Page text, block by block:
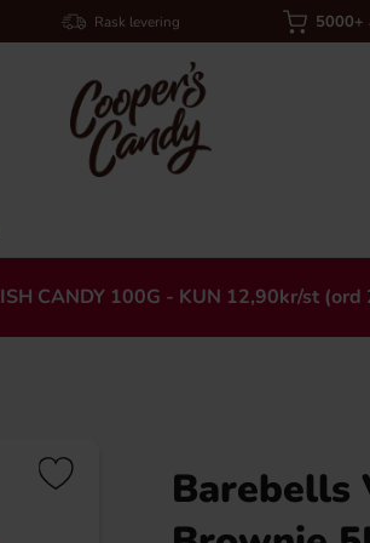
Rask levering 5000+
CANDY 100G - KUN 12,90kr/st (ord
Heading
Barebells